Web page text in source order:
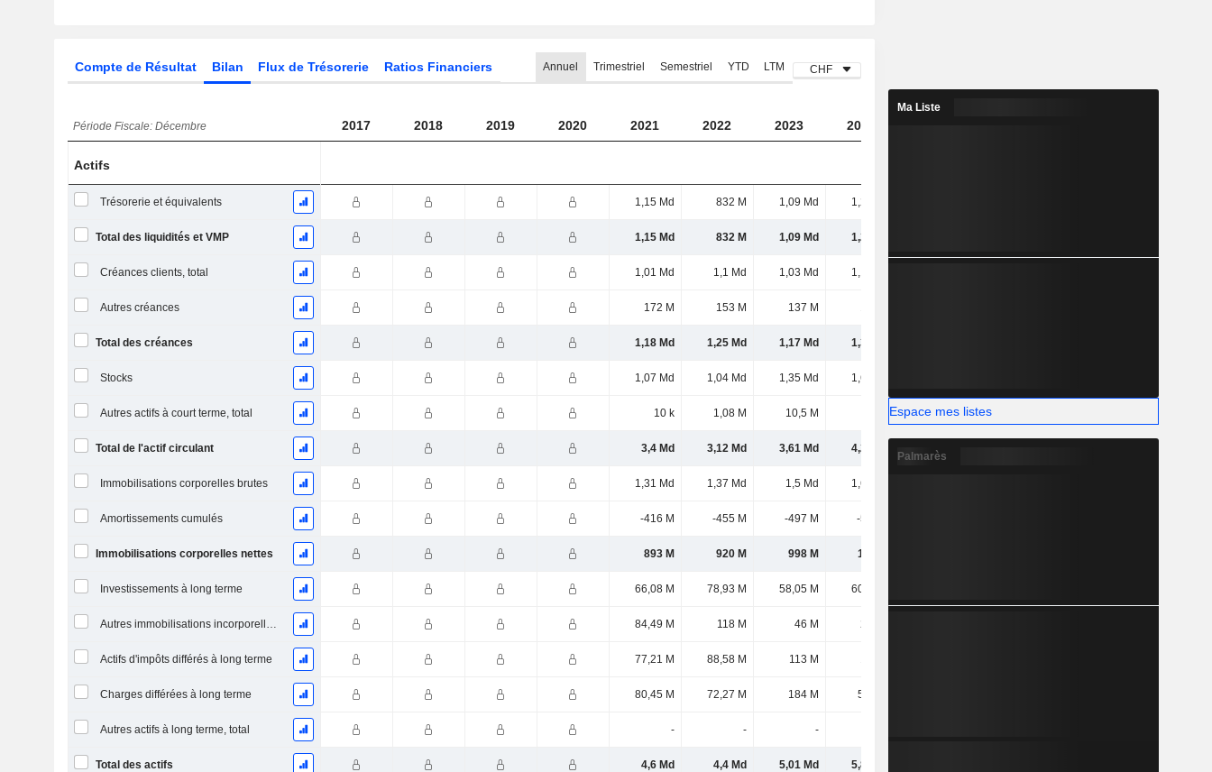
Compte de Résultat Bilan Flux de Trésorerie Ratios Financiers Annuel Trimestriel Semestriel YTD LTM CHF
Période Fiscale: Décembre 2017 2018 2019 2020 2021 2022 2023 2024
Actifs
Trésorerie et équivalents 1,15 Md 832 M 1,09 Md 1,26 Md
Total des liquidités et VMP 1,15 Md 832 M 1,09 Md 1,26 Md
Créances clients, total 1,01 Md 1,1 Md 1,03 Md 1,19 Md
Autres créances 172 M 153 M 137 M
Total des créances 1,18 Md 1,25 Md 1,17 Md 1,36 Md
Stocks 1,07 Md 1,04 Md 1,35 Md 1,66 Md
Autres actifs à court terme, total 10 k 1,08 M 10,5 M 2,1 M 13,47 M
Total de l'actif circulant 3,4 Md 3,12 Md 3,61 Md 4,28 Md 4,24 Md
Immobilisations corporelles brutes 1,31 Md 1,37 Md 1,5 Md 1,65 Md
Amortissements cumulés -416 M -455 M -497 M -559 M
Immobilisations corporelles nettes 893 M 920 M 998 M 1,1 Md
Investissements à long terme 66,08 M 78,93 M 58,05 M 60,18 M
Autres immobilisations incorporelles, total 84,49 M 118 M 46 M 210 M
Actifs d'impôts différés à long terme 77,21 M 88,58 M 113 M
Charges différées à long terme 80,45 M 72,27 M 184 M 55,5 M
Autres actifs à long terme, total - - -
Total des actifs 4,6 Md 4,4 Md 5,01 Md 5,86 Md
Ma Liste
Espace mes listes
Palmarès